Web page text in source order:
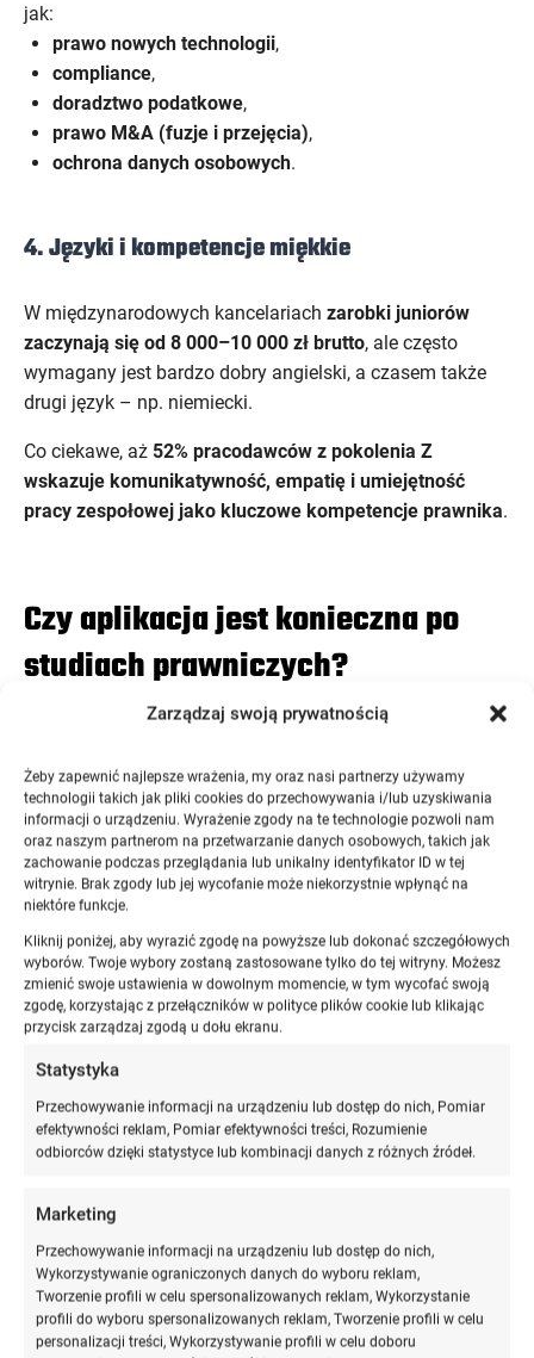
Zarządzaj swoją prywatnością
Żeby zapewnić najlepsze wrażenia, my oraz nasi partnerzy używamy
technologii takich jak pliki cookies do przechowywania i/lub uzyskiwania
informacji o urządzeniu. Wyrażenie zgody na te technologie pozwoli nam
oraz naszym partnerom na przetwarzanie danych osobowych, takich jak
zachowanie podczas przeglądania lub unikalny identyfikator ID w tej
witrynie. Brak zgody lub jej wycofanie może niekorzystnie wpłynąć na
niektóre funkcje.
Kliknij poniżej, aby wyrazić zgodę na powyższe lub dokonać szczegółowych
wyborów. Twoje wybory zostaną zastosowane tylko do tej witryny. Możesz
zmienić swoje ustawienia w dowolnym momencie, w tym wycofać swoją
zgodę, korzystając z przełączników w polityce plików cookie lub klikając
przycisk zarządzaj zgodą u dołu ekranu.
Statystyka
Przechowywanie informacji na urządzeniu lub dostęp do nich, Pomiar
efektywności reklam, Pomiar efektywności treści, Rozumienie
odbiorców dzięki statystyce lub kombinacji danych z różnych źródeł.
Marketing
Przechowywanie informacji na urządzeniu lub dostęp do nich,
Wykorzystywanie ograniczonych danych do wyboru reklam,
Tworzenie profili w celu spersonalizowanych reklam, Wykorzystanie
profili do wyboru spersonalizowanych reklam, Tworzenie profili w celu
personalizacji treści, Wykorzystywanie profili w celu doboru
jak:
prawo nowych technologii,
compliance,
doradztwo podatkowe,
prawo M&A (fuzje i przejęcia),
ochrona danych osobowych.
4. Języki i kompetencje miękkie
W międzynarodowych kancelariach zarobki juniorów
zaczynają się od 8 000–10 000 zł brutto, ale często
wymagany jest bardzo dobry angielski, a czasem także
drugi język – np. niemiecki.
Co ciekawe, aż 52% pracodawców z pokolenia Z
wskazuje komunikatywność, empatię i umiejętność
pracy zespołowej jako kluczowe kompetencje prawnika.
Czy aplikacja jest konieczna po
studiach prawniczych?
absolwentów:czy po studiach prawniczych trzeba robić
aplikację?
Odpowiedź brzmi: to zależy od tego, jaką karierę chcesz
wybrać.
Kiedy aplikacja jest konieczna
Aplikacje prawnicze są obowiązkowe, jeśli chcesz
wykonywać zawody regulowane, takie jak:
adwokat
radca prawny
sędzia
notariusz
Bezukończenia aplikacjinie można:
prowadzić własnej kancelarii,
reprezentować klientów w pełnym zakresie przed